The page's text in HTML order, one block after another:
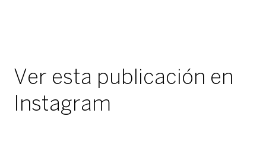
Ver esta publicación en
Instagram